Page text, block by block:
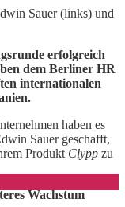
Sauer (links) und
erfolgreich
dem Berliner HR
internationalen
haben es
Sauer geschafft,
Produkt Clypp zu
Wachstum